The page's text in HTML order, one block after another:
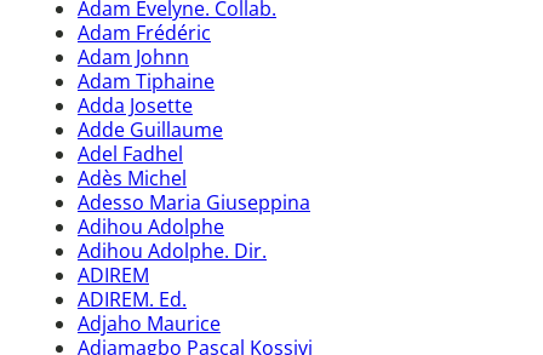
Adam Evelyne. Collab.
Adam Frédéric
Adam Johnn
Adam Tiphaine
Adda Josette
Adde Guillaume
Adel Fadhel
Adès Michel
Adesso Maria Giuseppina
Adihou Adolphe
Adihou Adolphe. Dir.
ADIREM
ADIREM. Ed.
Adjaho Maurice
Adjamagbo Pascal Kossivi